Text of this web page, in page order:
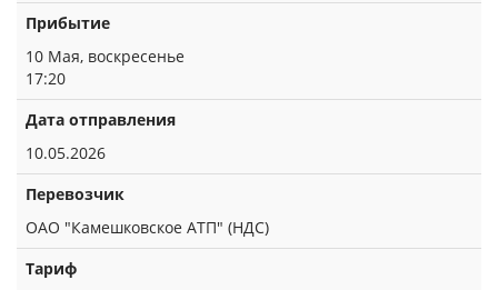
Прибытие
10 Мая, воскресенье
17:20
Дата отправления
10.05.2026
Перевозчик
ОАО "Камешковское АТП" (НДС)
Тариф